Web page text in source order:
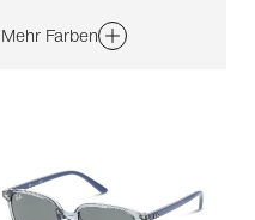
Mehr Farben